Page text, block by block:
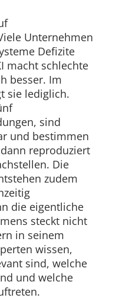
Unternehmen
Defizite
macht schlechte
besser. Im
sie lediglich.
sind
und bestimmen
reproduziert
Die
zudem
die eigentliche
steckt nicht
in seinem
wissen,
sind, welche
und welche